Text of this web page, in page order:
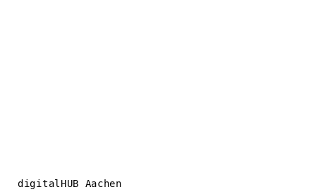
digitalHUB Aachen